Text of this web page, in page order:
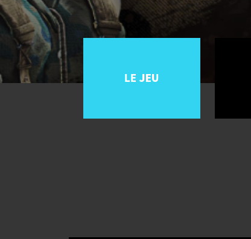
LE JEU